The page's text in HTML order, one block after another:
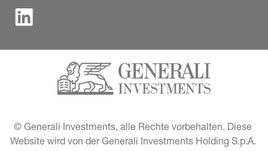
© Generali Investments, alle Rechte vorbehalten. Diese
Website wird von der Generali Investments Holding S.p.A.